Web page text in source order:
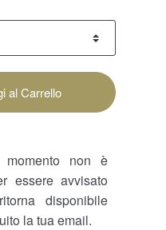
al Carrello
non è
essere avvisato
disponibile
la tua email.